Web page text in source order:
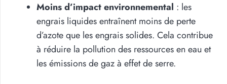
Moins d’impact environnemental : les
engrais liquides entraînent moins de perte
d’azote que les engrais solides. Cela contribue
à réduire la pollution des ressources en eau et
les émissions de gaz à effet de serre.